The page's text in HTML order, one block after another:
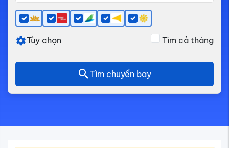
Tùy chọn Tìm cả tháng
Tìm chuyến bay